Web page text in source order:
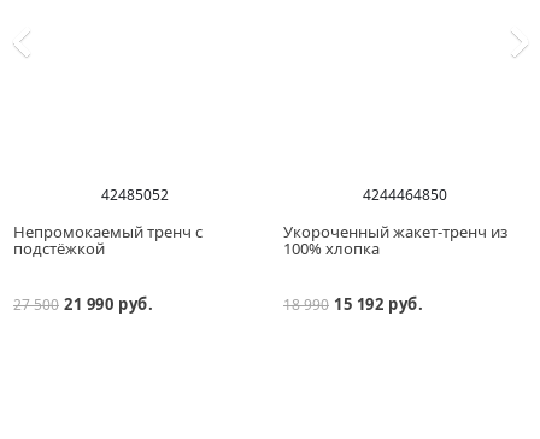
42485052
Непромокаемый тренч с
подстёжкой
27 500 21 990 руб.
4244464850
Укороченный жакет-тренч из
100% хлопка
18 990 15 192 руб.